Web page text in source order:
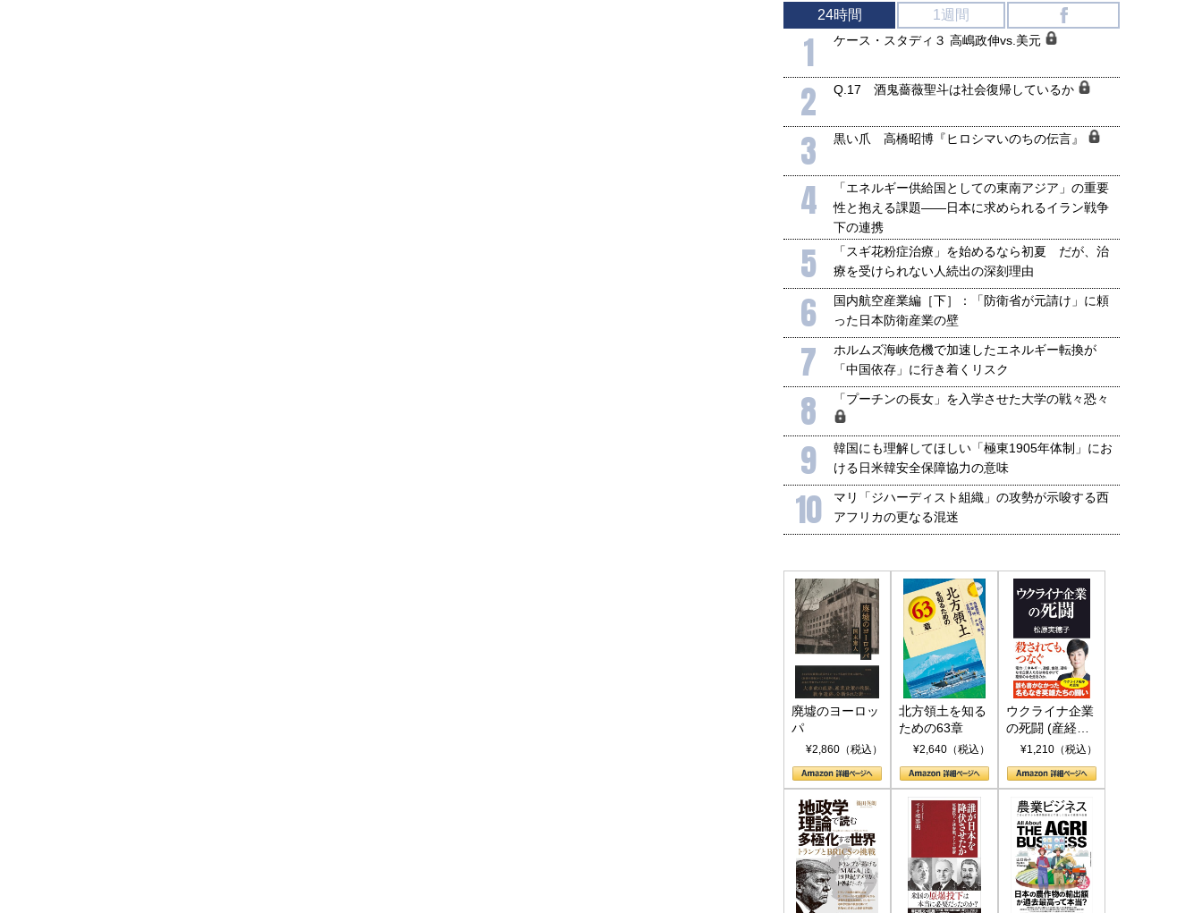
24時間 1週間
1 ケース・スタディ３ 高嶋政伸vs.美元
2 Q.17 酒鬼薔薇聖斗は社会復帰しているか
3 黒い爪 高橋昭博『ヒロシマいのちの伝言』
4
「エネルギー供給国としての東南アジア」の重要
性と抱える課題――日本に求められるイラン戦争
下の連携
5
「スギ花粉症治療」を始めるなら初夏 だが、治
療を受けられない人続出の深刻理由
6
国内航空産業編［下］：「防衛省が元請け」に頼
った日本防衛産業の壁
7
ホルムズ海峡危機で加速したエネルギー転換が
「中国依存」に行き着くリスク
8 「プーチンの長女」を入学させた大学の戦々恐々
9
韓国にも理解してほしい「極東1905年体制」にお
ける日米韓安全保障協力の意味
10
マリ「ジハーディスト組織」の攻勢が示唆する西
アフリカの更なる混迷
廃墟のヨーロッ
パ
¥2,860（税込）
北方領土を知る
ための63章
¥2,640（税込）
ウクライナ企業
の死闘 (産経セ
レクト S 039)
¥1,210（税込）